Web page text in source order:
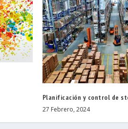
Planificación y control de
27 Febrero, 2024